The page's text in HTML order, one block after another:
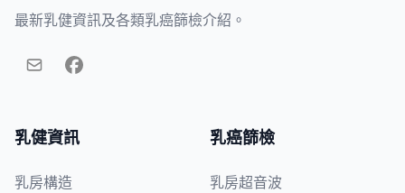
最新乳健資訊及各類乳癌篩檢介紹。
乳健資訊
乳房構造
乳癌篩檢
乳房超音波